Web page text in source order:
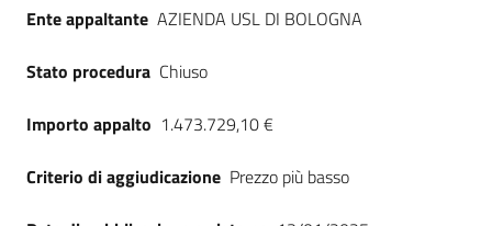
English
site
su
Ente appaltante AZIENDA USL DI BOLOGNA
Stato procedura Chiuso
Importo appalto 1.473.729,10 €
Criterio di aggiudicazione Prezzo più basso